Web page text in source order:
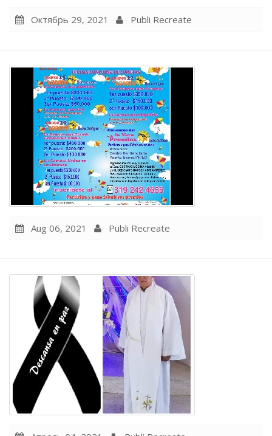
Октябрь 29, 2021 Publi Recreate
Aug 06, 2021 Publi Recreate